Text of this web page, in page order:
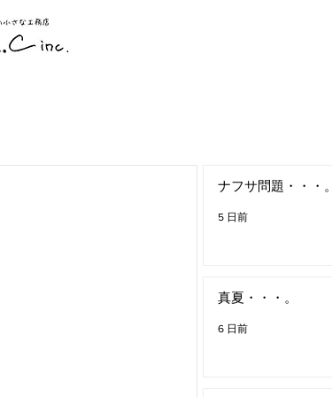
ナフサ問題・・・。
5 日前
真夏・・・。
6 日前